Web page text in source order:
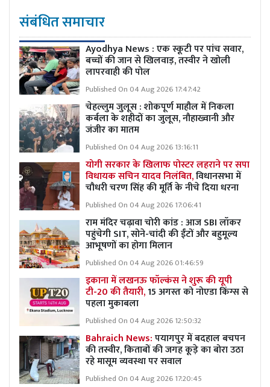
संबंधित समाचार
Ayodhya News : एक स्कूटी पर पांच सवार,
बच्चों की जान से खिलवाड़, तस्वीर ने खोली
लापरवाही की पोल
Published On 04 Aug 2026 17:47:42
चेहल्लुम जुलूस : शोकपूर्ण माहौल में निकला
कर्बला के शहीदों का जुलूस, नौहाख्वानी और
जंजीर का मातम
Published On 04 Aug 2026 13:16:11
योगी सरकार के खिलाफ पोस्टर लहराने पर सपा
विधायक सचिन यादव निलंबित,विधानसभा में
चौधरी चरण सिंह की मूर्ति के नीचे दिया धरना
Published On 04 Aug 2026 17:06:41
राम मंदिर चढ़ावा चोरी कांड : आज SBI लॉकर
पहुंचेगी SIT, सोने-चांदी की ईंटों और बहुमूल्य
आभूषणों का होगा मिलान
Published On 04 Aug 2026 01:46:59
इकाना में लखनऊ फॉल्कंस ने शुरू की यूपी
टी-20 की तैयारी,15 अगस्त को नोएडा किंग्स से
पहला मुकाबला
Published On 04 Aug 2026 12:50:32
Bahraich News:पयागपुर में बदहाल बचपन
की तस्वीर, किताबों की जगह कूड़े का बोरा उठा
रहे मासूम व्यवस्था पर सवाल
Published On 04 Aug 2026 17:20:45